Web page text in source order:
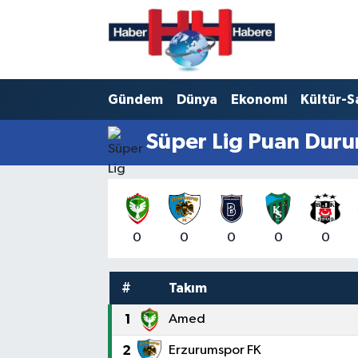
Gündem Dünya Ekonomi Kültür-
Süper Lig Puan
0 0 0 0 0
# Takım
1 Amed
2 Erzurumspor FK
Trafik Durumu
Süper Lig Puan Durumu ve Fikstür
Son Dakika Haberleri